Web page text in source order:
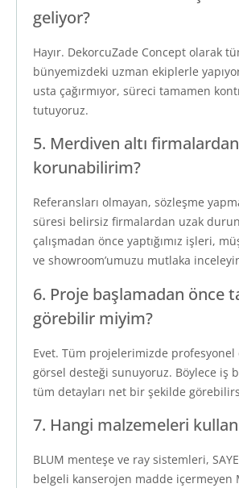
geliyor?
Hayır. DekorcuZade Concept olarak
bünyemizdeki uzman ekiplerle
usta çağırmıyor, süreci tamamen
tutuyoruz.
5. Merdiven altı firmalardan
korunabilirim?
Referansları olmayan, sözleşme
süresi belirsiz firmalardan uzak
çalışmadan önce yaptığımız işleri,
ve showroom’umuzu mutlaka
6. Proje başlamadan önce
görebilir miyim?
Evet. Tüm projelerimizde profesyonel
görsel desteği sunuyoruz. Böylece iş
tüm detayları net bir şekilde
7. Hangi malzemeleri
BLUM menteşe ve ray sistemleri,
belgeli kanserojen madde içermeyen